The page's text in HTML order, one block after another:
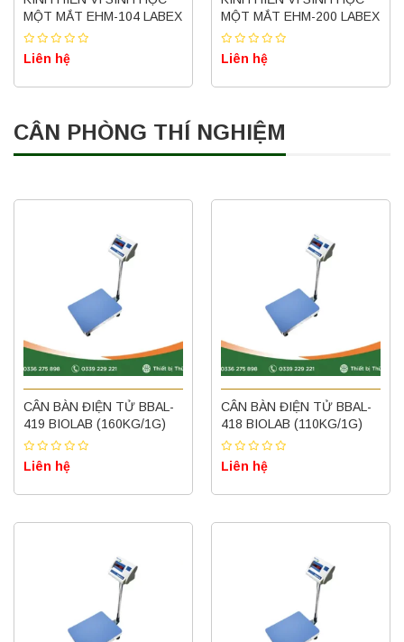
MỘT MẮT EHM-104 LABEX
Liên hệ
MỘT MẮT EHM-200 LABEX
Liên hệ
CÂN PHÒNG THÍ NGHIỆM
CÂN BÀN ĐIỆN TỬ BBAL-
419 BIOLAB (160KG/1G)
Liên hệ
CÂN BÀN ĐIỆN TỬ BBAL-
418 BIOLAB (110KG/1G)
Liên hệ